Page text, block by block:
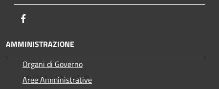
AMMINISTRAZIONE
Organi di Governo
Aree Amministrative